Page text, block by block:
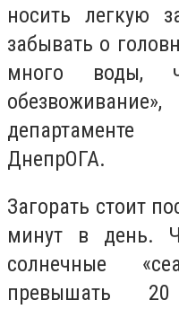
носить легкую
забывать о
много воды,
ДнепрОГА.
Загорать стоит
минут в день.
солнечные
превышать